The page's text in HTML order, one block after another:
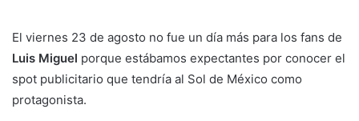
El viernes 23 de agosto no fue un día más para los fans de
Luis Miguel porque estábamos expectantes por conocer el
spot publicitario que tendría al Sol de México como
protagonista.